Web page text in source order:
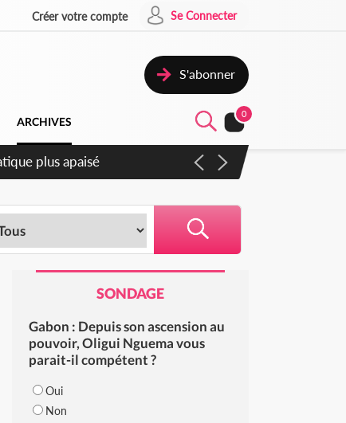
Créer votre compte Se Connecter
S'abonner
ARCHIVES
0
du samedi
SONDAGE
Gabon : Depuis son ascension au
pouvoir, Oligui Nguema vous
parait-il compétent ?
Oui
Non